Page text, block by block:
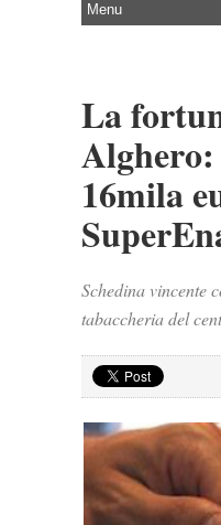
La
16mila
Schedina vincente
tabaccheria del